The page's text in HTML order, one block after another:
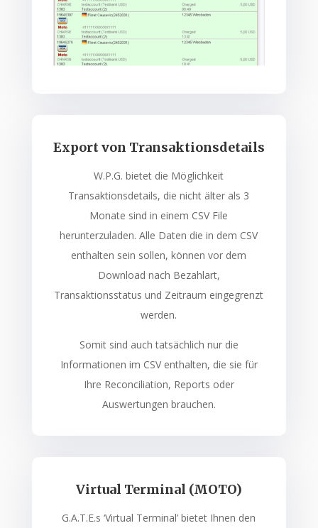
Export von Transaktionsdetails
W.P.G. bietet die Möglichkeit
Transaktionsdetails, die nicht älter als 3
Monate sind in einem CSV File
herunterzuladen. Alle Daten die in dem CSV
enthalten sein sollen, können vor dem
Download nach Bezahlart,
Transaktionsstatus und Zeitraum eingegrenzt
werden.
Somit sind auch tatsächlich nur die
Informationen im CSV enthalten, die sie für
Ihre Reconciliation, Reports oder
Auswertungen brauchen.
Virtual Terminal (MOTO)
G.A.T.E.s ‘Virtual Terminal’ bietet Ihnen den